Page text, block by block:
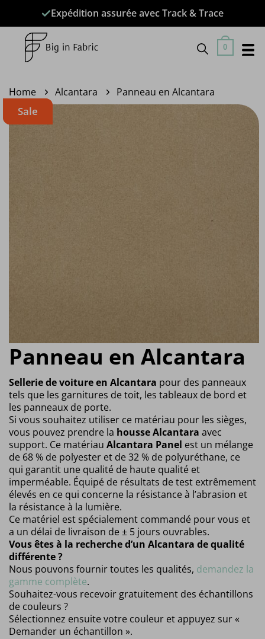
contenu
Expédition assurée avec Track & Trace
0
Home Alcantara Panneau en Alcantara
Sale
Panneau en Alcantara
Sellerie de voiture en Alcantara pour des panneaux
tels que les garnitures de toit, les tableaux de bord et
les panneaux de porte.
Si vous souhaitez utiliser ce matériau pour les sièges,
vous pouvez prendre la housse Alcantara avec
support. Ce matériau Alcantara Panel est un mélange
de 68 % de polyester et de 32 % de polyuréthane, ce
qui garantit une qualité de haute qualité et
imperméable. Équipé de résultats de test extrêmement
élevés en ce qui concerne la résistance à l’abrasion et
la résistance à la lumière.
Ce matériel est spécialement commandé pour vous et
a un délai de livraison de ± 5 jours ouvrables.
Vous êtes à la recherche d’un Alcantara de qualité
différente ?
Nous pouvons fournir toutes les qualités, demandez la
gamme complète.
Souhaitez-vous recevoir gratuitement des échantillons
de couleurs ?
Sélectionnez ensuite votre couleur et appuyez sur «
Demander un échantillon ».